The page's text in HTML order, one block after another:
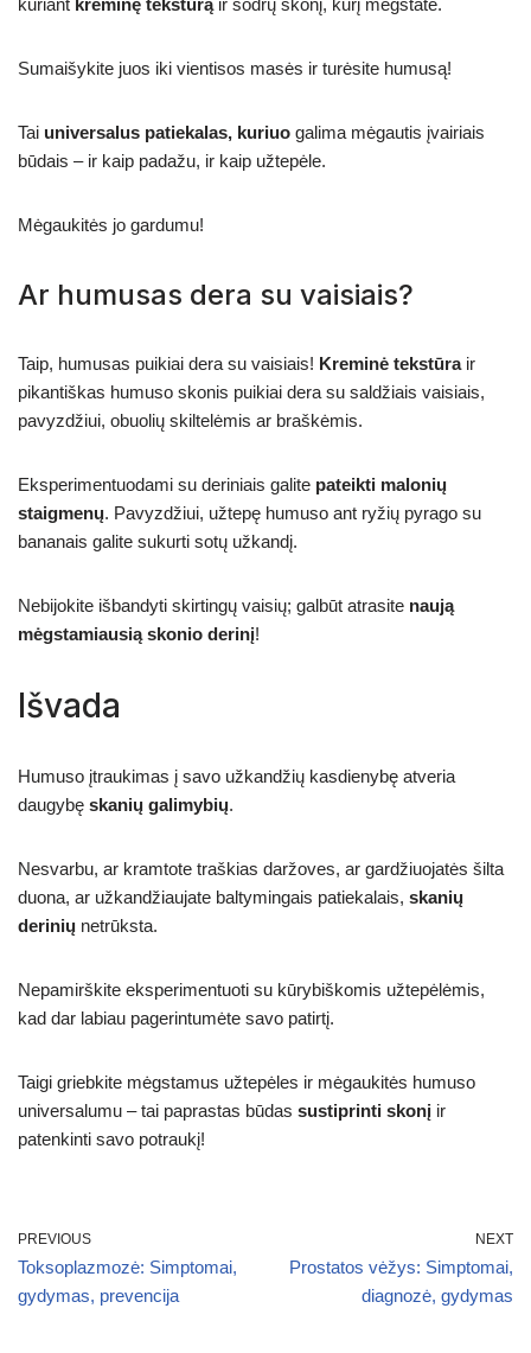
Sumaišykite juos iki vientisos masės ir turėsite humusą!
Tai universalus patiekalas, kuriuo galima mėgautis įvairiais
būdais – ir kaip padažu, ir kaip užtepėle.
Mėgaukitės jo gardumu!
Ar humusas dera su vaisiais?
Taip, humusas puikiai dera su vaisiais! Kreminė tekstūrair
pikantiškas humuso skonis puikiai dera su saldžiais vaisiais,
pavyzdžiui, obuolių skiltelėmis ar braškėmis.
Eksperimentuodami su deriniais galite pateikti malonių
staigmenų. Pavyzdžiui, užtepę humuso ant ryžių pyrago su
bananais galite sukurti sotų užkandį.
Nebijokite išbandyti skirtingų vaisių; galbūt atrasite naują
mėgstamiausią skonio derinį!
Išvada
Humuso įtraukimas į savo užkandžių kasdienybę atveria
daugybę skanių galimybių.
Nesvarbu, ar kramtote traškias daržoves, ar gardžiuojatės šilta
duona, ar užkandžiaujate baltymingais patiekalais, skanių
derinių netrūksta.
Nepamirškite eksperimentuoti su kūrybiškomis užtepėlėmis,
kad dar labiau pagerintumėte savo patirtį.
Taigi griebkite mėgstamus užtepėles ir mėgaukitės humuso
universalumu – tai paprastas būdas sustiprinti skonį ir
patenkinti savo potraukį!
PREVIOUS
Toksoplazmozė: Simptomai,
gydymas, prevencija
NEXT
Prostatos vėžys: Simptomai,
diagnozė, gydymas